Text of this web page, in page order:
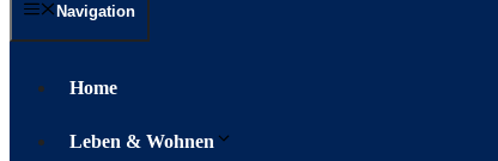
Navigation
Home
Leben & Wohnen